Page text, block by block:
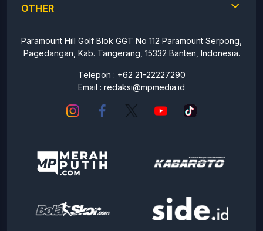
OTHER
Paramount Hill Golf Blok GGT No 112 Paramount Serpong,
Pagedangan, Kab. Tangerang, 15332 Banten, Indonesia.
Telepon : +62 21-22227290
Email : redaksi@mpmedia.id